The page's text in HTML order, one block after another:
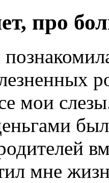
про
мои
мне